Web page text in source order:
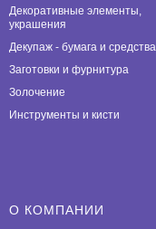
Декоративные элементы,
украшения
Декупаж - бумага и средства
Заготовки и фурнитура
Золочение
Инструменты и кисти
О КОМПАНИИ